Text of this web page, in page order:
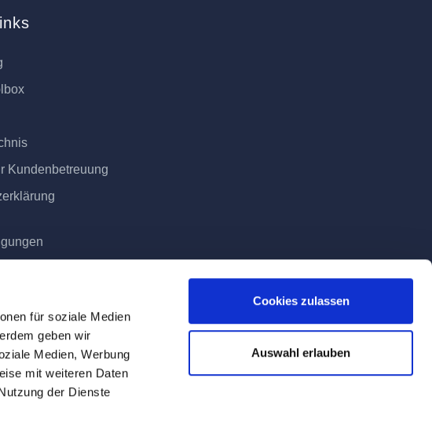
für soziale Medien
geben wir
Medien, Werbung
mit weiteren Daten
der Dienste
Cookies zulassen
Auswahl erlauben
Kundenbetreuung
der am Tag der Lieferung geltenden Mehrwertsteuer.